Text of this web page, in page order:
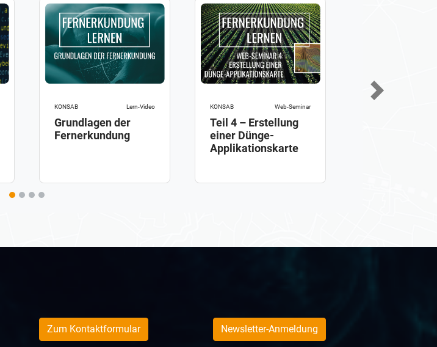
KONSAB Lern-Video
Grundlagen der
Fernerkundung
KONSAB Web-Seminar
Teil 4 – Erstellung
einer Dünge-
Applikationskarte
Next
Zum Kontaktformular Newsletter-Anmeldung